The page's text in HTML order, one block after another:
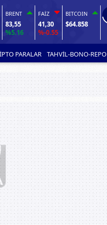
BRENT
83,55
%5.16
FAİZ
41,30
%-0.55
BITCOIN
$64.858
PARALAR TAHVİL-BONO-REPO